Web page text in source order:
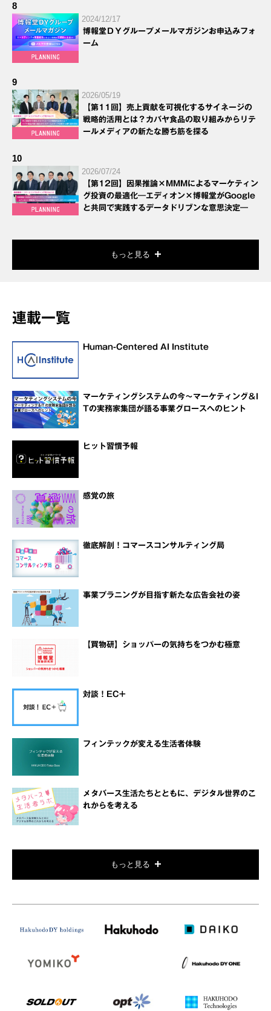
8
2024/12/17
博報堂ＤＹグループメールマガジンお申込みフォ
ーム
9
2026/05/19
【第11回】売上貢献を可視化するサイネージの
戦略的活用とは？カバヤ食品の取り組みからリテ
ールメディアの新たな勝ち筋を探る
10
2026/07/24
【第12回】因果推論×MMMによるマーケティン
グ投資の最適化―エディオン×博報堂がGoogle
と共同で実践するデータドリブンな意思決定―
もっと見る
連載一覧
Human-Centered AI Institute
マーケティングシステムの今～マーケティング＆I
Tの実務家集団が語る事業グロースへのヒント
ヒット習慣予報
感覚の旅
徹底解剖！コマースコンサルティング局
事業プラニングが目指す新たな広告会社の姿
【買物研】ショッパーの気持ちをつかむ極意
対談！EC+
フィンテックが変える生活者体験
メタバース生活たちとともに、デジタル世界のこ
れからを考える
もっと見る